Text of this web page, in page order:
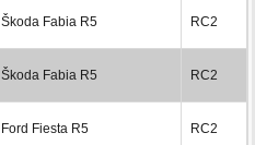
Škoda Fabia R5 RC2
Škoda Fabia R5 RC2
Ford Fiesta R5 RC2